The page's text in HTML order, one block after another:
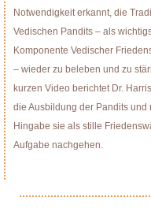
Notwendigkeit erkannt, die
Vedischen Pandits – als
Komponente Vedischer
– wieder zu beleben und zu
kurzen Video berichtet Dr.
die Ausbildung der Pandits und
Hingabe sie als stille
Aufgabe nachgehen.